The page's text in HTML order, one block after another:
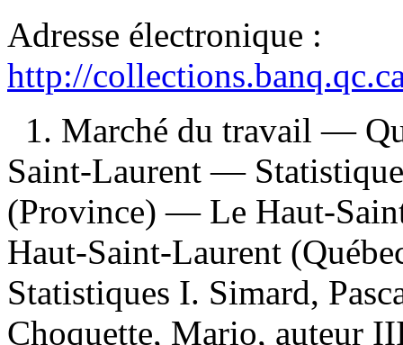
Adresse électronique :
http://
1. Marché du travail —
Saint-Laurent —
(Province) — Le Haut-
Haut-Saint-Laurent
Statistiques I. Simard,
Choquette, Mario, auteur